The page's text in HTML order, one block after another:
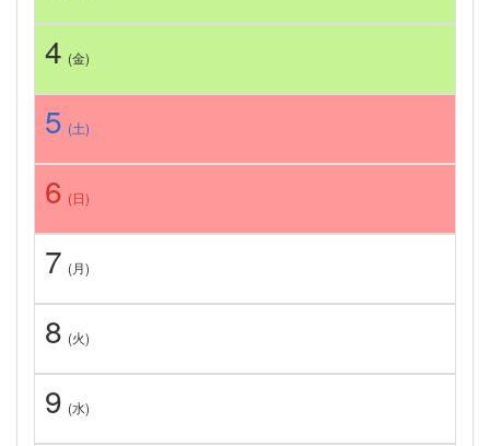
4 (金)
5 (土)
6 (日)
7 (月)
8 (火)
9 (水)